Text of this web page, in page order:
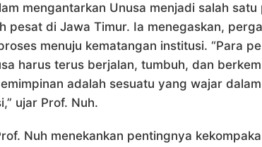
mengantarkan Unusa menjadi salah
pesat di Jawa Timur. Ia menegaskan,
menuju kematangan institusi. “Para
harus terus berjalan, tumbuh, dan
adalah sesuatu yang wajar
ujar Prof. Nuh.
Nuh menekankan pentingnya